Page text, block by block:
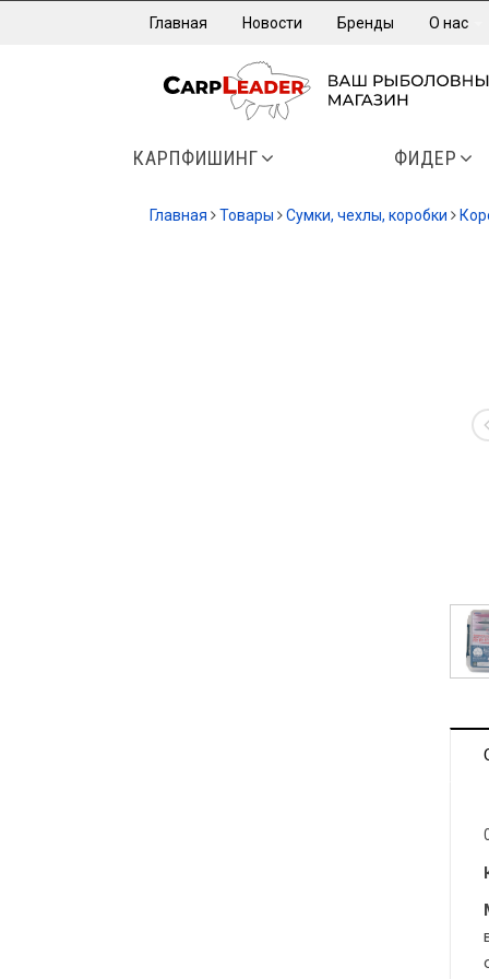
Главная Новости Бренды О нас
КАРПФИШИНГ ФИДЕР
Главная Товары Сумки, чехлы, коробки